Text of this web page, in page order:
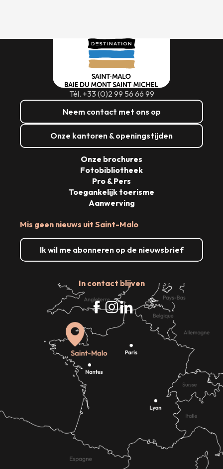
Tél. +33 (0)2 99 56 66 99
Neem contact met ons op
Onze kantoren & openingstijden
Mis geen nieuws uit Saint-Malo
Ik wil me abonneren op de nieuwsbrief
In contact blijven
Onze brochures
Fotobibliotheek
Pro & Pers
Toegankelijk toerisme
Aanwerving